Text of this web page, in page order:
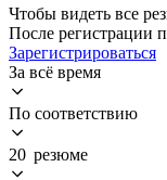
Чтобы видеть все
После регистрации
Зарегистрироваться
За всё время
По соответствию
20 резюме